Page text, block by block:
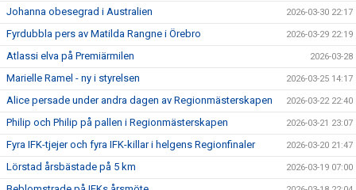
Johanna obesegrad i Australien 2026-03-30 22:17
Fyrdubbla pers av Matilda Rangne i Örebro 2026-03-29 22:19
Atlassi elva på Premiärmilen 2026-03-28
Marielle Ramel - ny i styrelsen 2026-03-25 14:17
Alice persade under andra dagen av Regionmästerskapen 2026-03-22 22:40
Philip och Philip på pallen i Regionmästerskapen 2026-03-21 23:07
Fyra IFK-tjejer och fyra IFK-killar i helgens Regionfinaler 2026-03-20 21:47
Lörstad årsbästade på 5 km 2026-03-19 07:00